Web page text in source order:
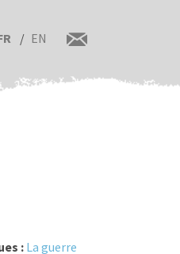
EN
: La guerre